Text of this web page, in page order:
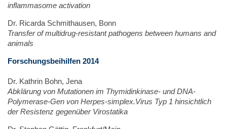
inflammasome activation
Dr. Ricarda Schmithausen, Bonn
Transfer of multidrug-resistant pathogens between humans and
animals
Forschungsbeihilfen 2014
Dr. Kathrin Bohn, Jena
Abklärung von Mutationen im Thymidinkinase- und DNA-
Polymerase-Gen von Herpes-simplex.Virus Typ 1 hinsichtlich
der Resistenz gegenüber Virostatika